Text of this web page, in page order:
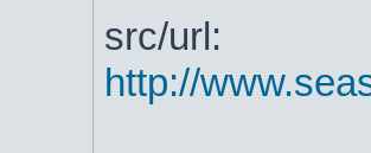
src/url:
http://